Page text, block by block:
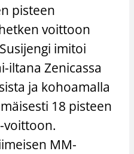
pisteen
voittoon
imitoi
iltana Zenicassa
ja kohoamalla
18 pisteen
voittoon.
MM-